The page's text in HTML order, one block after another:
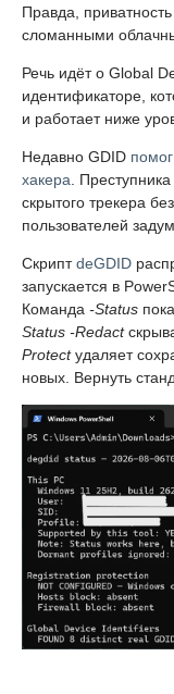
Правда,
сломанными
Речь идёт о Global
идентификаторе,
и работает ниже
Недавно GDID
хакера .
скрытого трекера
пользователей
СкриптdeGDID
запускается в
Команда -Status
Status -Redact
Protectудаляет
новых. Вернуть